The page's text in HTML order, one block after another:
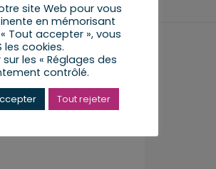
site Web pour vous
en mémorisant
Tout accepter », vous
les cookies.
les « Réglages des
contrôlé.
Tout rejeter